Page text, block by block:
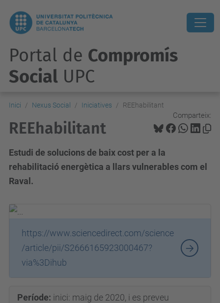
Portal de Compromís
Social UPC
Inici Nexus Social Iniciatives REEhabilitant
Comparteix:
REEhabilitant
Estudi de solucions de baix cost per a la
rehabilitació energètica a llars vulnerables com el
Raval.
https://www.sciencedirect.com/science
/article/pii/S2666165923000467?
via%3Dihub
Període: inici: maig de 2020, i es preveu